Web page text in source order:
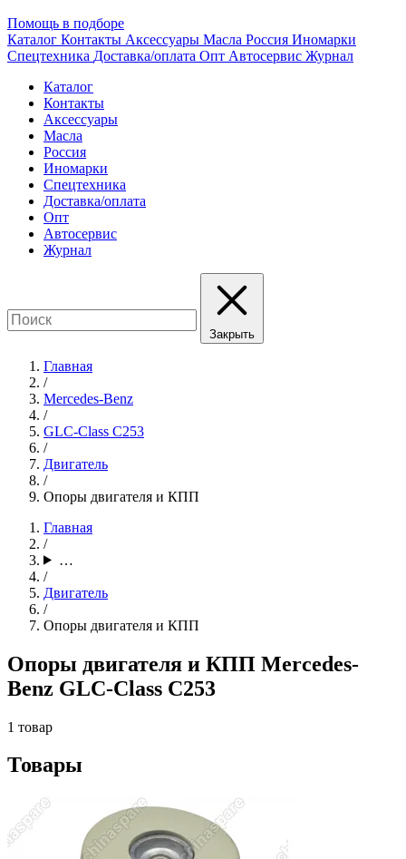
Помощь в подборе
Каталог Контакты Аксессуары Масла Россия Иномарки
Спецтехника Доставка/оплата Опт Автосервис Журнал
Каталог
Контакты
Аксессуары
Масла
Россия
Иномарки
Спецтехника
Доставка/оплата
Опт
Автосервис
Журнал
Закрыть
Главная
/
Mercedes-Benz
/
GLC-Class C253
/
Двигатель
/
Опоры двигателя и КПП
Главная
/
…
/
Двигатель
/
Опоры двигателя и КПП
Опоры двигателя и КПП Mercedes-
Benz GLC-Class C253
1 товар
Товары